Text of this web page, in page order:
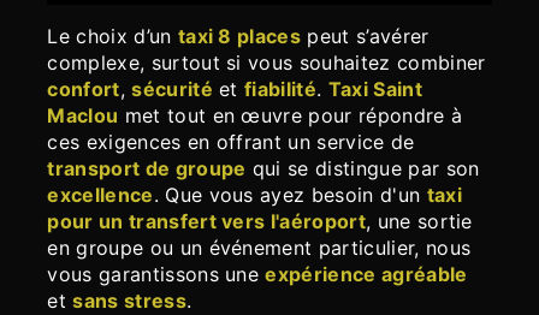
Le choix d’un taxi 8 places peut s’avérer
complexe, surtout si vous souhaitez combiner
confort,sécurité etfiabilité. Taxi Saint
Maclou met tout en œuvre pour répondre à
ces exigences en offrant un service de
transport de groupe qui se distingue par son
excellence. Que vous ayez besoin d'un taxi
pour un transfert vers l'aéroport, une sortie
en groupe ou un événement particulier, nous
vous garantissons uneexpérience agréable
etsans stress.